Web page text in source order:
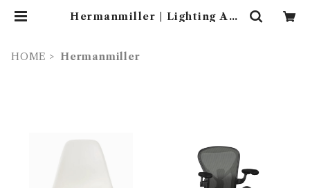
Hermanmiller | Lighting Art
HOME
Hermanmiller